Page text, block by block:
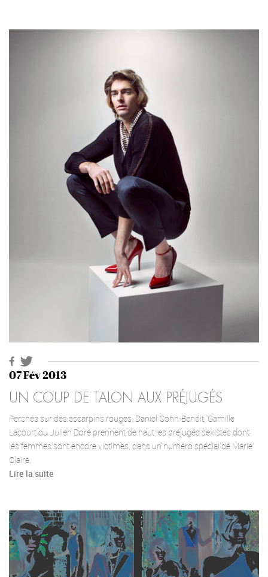
07 Fév 2013
UN COUP DE TALON AUX PRÉJUGÉS
Perchés sur des escarpins rouges, Daniel Cohn-Bendit, Camille
Lacourt ou Julien Doré prennent de haut les préjugés sexistes dont
les femmes sont encore victimes, dans un numéro spécial de Marie
Claire.
Lire la suite